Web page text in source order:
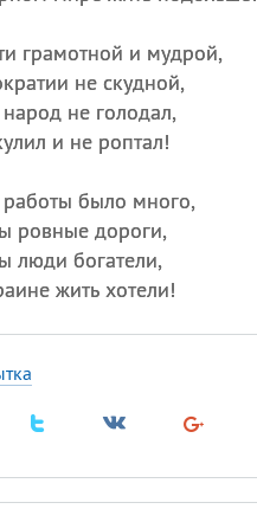
грамотной и мудрой,
не скудной,
не голодал,
и не роптал!
было много,
ровные дороги,
люди богатели,
жить хотели!